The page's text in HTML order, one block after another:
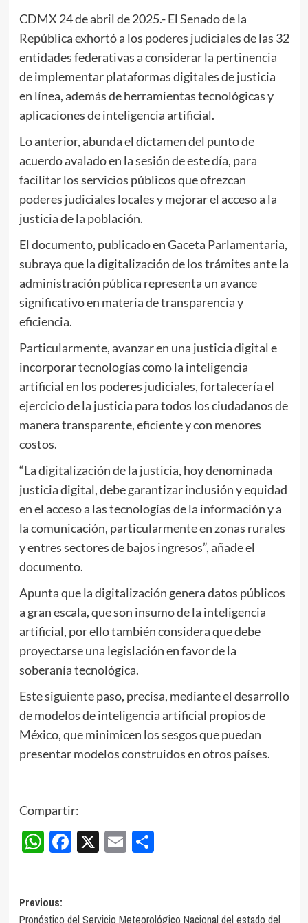
CDMX 24 de abril de 2025.- El Senado de la
República exhortó a los poderes judiciales de las 32
entidades federativas a considerar la pertinencia
de implementar plataformas digitales de justicia
en línea, además de herramientas tecnológicas y
aplicaciones de inteligencia artificial.
Lo anterior, abunda el dictamen del punto de
acuerdo avalado en la sesión de este día, para
facilitar los servicios públicos que ofrezcan
poderes judiciales locales y mejorar el acceso a la
justicia de la población.
El documento, publicado en Gaceta Parlamentaria,
subraya que la digitalización de los trámites ante la
administración pública representa un avance
significativo en materia de transparencia y
eficiencia.
Particularmente, avanzar en una justicia digital e
incorporar tecnologías como la inteligencia
artificial en los poderes judiciales, fortalecería el
ejercicio de la justicia para todos los ciudadanos de
manera transparente, eficiente y con menores
costos.
“La digitalización de la justicia, hoy denominada
justicia digital, debe garantizar inclusión y equidad
en el acceso a las tecnologías de la información y a
la comunicación, particularmente en zonas rurales
y entres sectores de bajos ingresos”, añade el
documento.
Apunta que la digitalización genera datos públicos
a gran escala, que son insumo de la inteligencia
artificial, por ello también considera que debe
proyectarse una legislación en favor de la
soberanía tecnológica.
Este siguiente paso, precisa, mediante el desarrollo
de modelos de inteligencia artificial propios de
México, que minimicen los sesgos que puedan
presentar modelos construidos en otros países.
Compartir:
WhatsApp
Facebook
X EmailCompartir
Post
Previous:
Pronóstico del Servicio Meteorológico Nacional del estado del